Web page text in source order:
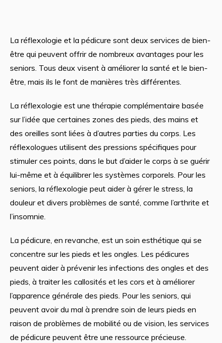
La réflexologie et la pédicure sont deux services de bien-
être qui peuvent offrir de nombreux avantages pour les
seniors. Tous deux visent à améliorer la santé et le bien-
être, mais ils le font de manières très différentes.
La réflexologie est une thérapie complémentaire basée
sur l’idée que certaines zones des pieds, des mains et
des oreilles sont liées à d’autres parties du corps. Les
réflexologues utilisent des pressions spécifiques pour
stimuler ces points, dans le but d’aider le corps à se guérir
lui-même et à équilibrer les systèmes corporels. Pour les
seniors, la réflexologie peut aider à gérer le stress, la
douleur et divers problèmes de santé, comme l’arthrite et
l’insomnie.
La pédicure, en revanche, est un soin esthétique qui se
concentre sur les pieds et les ongles. Les pédicures
peuvent aider à prévenir les infections des ongles et des
pieds, à traiter les callosités et les cors et à améliorer
l’apparence générale des pieds. Pour les seniors, qui
peuvent avoir du mal à prendre soin de leurs pieds en
raison de problèmes de mobilité ou de vision, les services
de pédicure peuvent être une ressource précieuse.